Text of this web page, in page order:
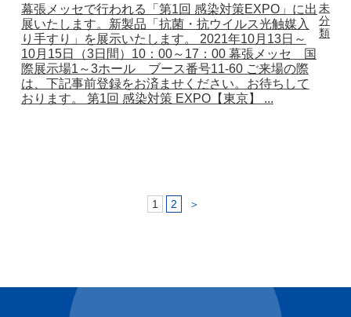
幕張メッセで行われる「第1回 感染対策EXPO」に出
展いたします。新製品「抗菌・抗ウイルス光触媒入
り手すり」を展示いたします。 2021年10月13日～
10月15日（3日間）10：00～17：00 幕張メッセ 国
際展示場1～3ホール ブース番号11-60 ご来場の際
は、下記事前登録をお済ませください。お待ちして
おります。 第1回 感染対策 EXPO【東京】 ...
未
分
類
1 2 ＞